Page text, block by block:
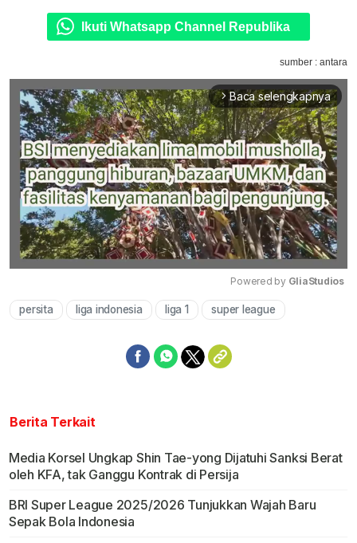
Ikuti Whatsapp Channel Republika
sumber : antara
arrow_forward_ios Baca selengkapnya
Powered by GliaStudios
persita liga indonesia liga 1 super league
Berita Terkait
Media Korsel Ungkap Shin Tae-yong Dijatuhi Sanksi Berat
oleh KFA, tak Ganggu Kontrak di Persija
BRI Super League 2025/2026 Tunjukkan Wajah Baru
Sepak Bola Indonesia